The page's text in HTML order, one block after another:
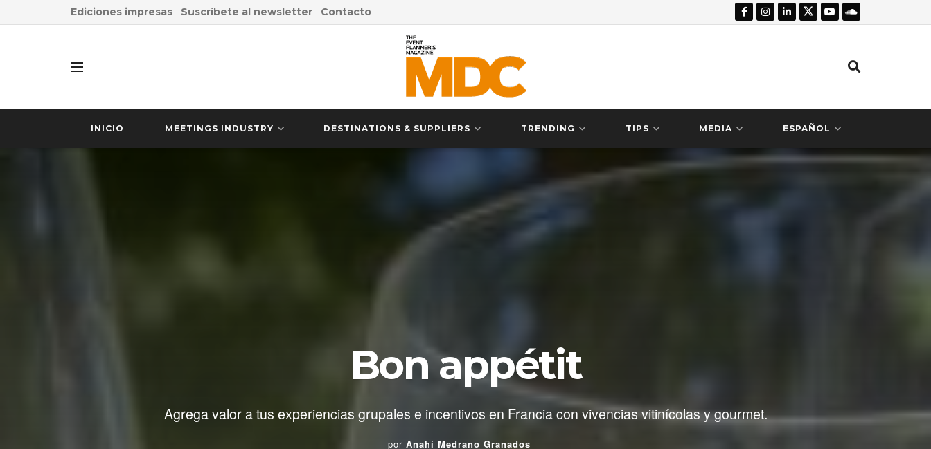
Ediciones impresas Suscríbete al newsletter Contacto
INICIO MEETINGS INDUSTRY DESTINATIONS & SUPPLIERS TRENDING TIPS MEDIA ESPAÑOL
Bon appétit
Agrega valor a tus experiencias grupales e incentivos en Francia con vivencias vitinícolas y gourmet.
por Anahí Medrano Granados